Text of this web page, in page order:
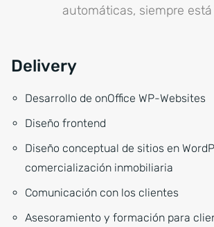
automáticas, siempre está
Delivery
Desarrollo de onOffice WP-Websites
Diseño frontend
Diseño conceptual de sitios en
comercialización inmobiliaria
Comunicación con los clientes
Asesoramiento y formación para